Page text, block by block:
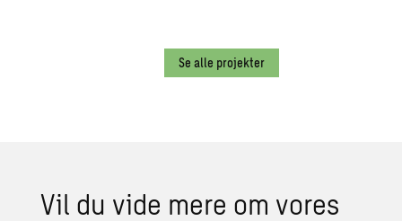
Se alle projekter
Vil du vide mere om vores